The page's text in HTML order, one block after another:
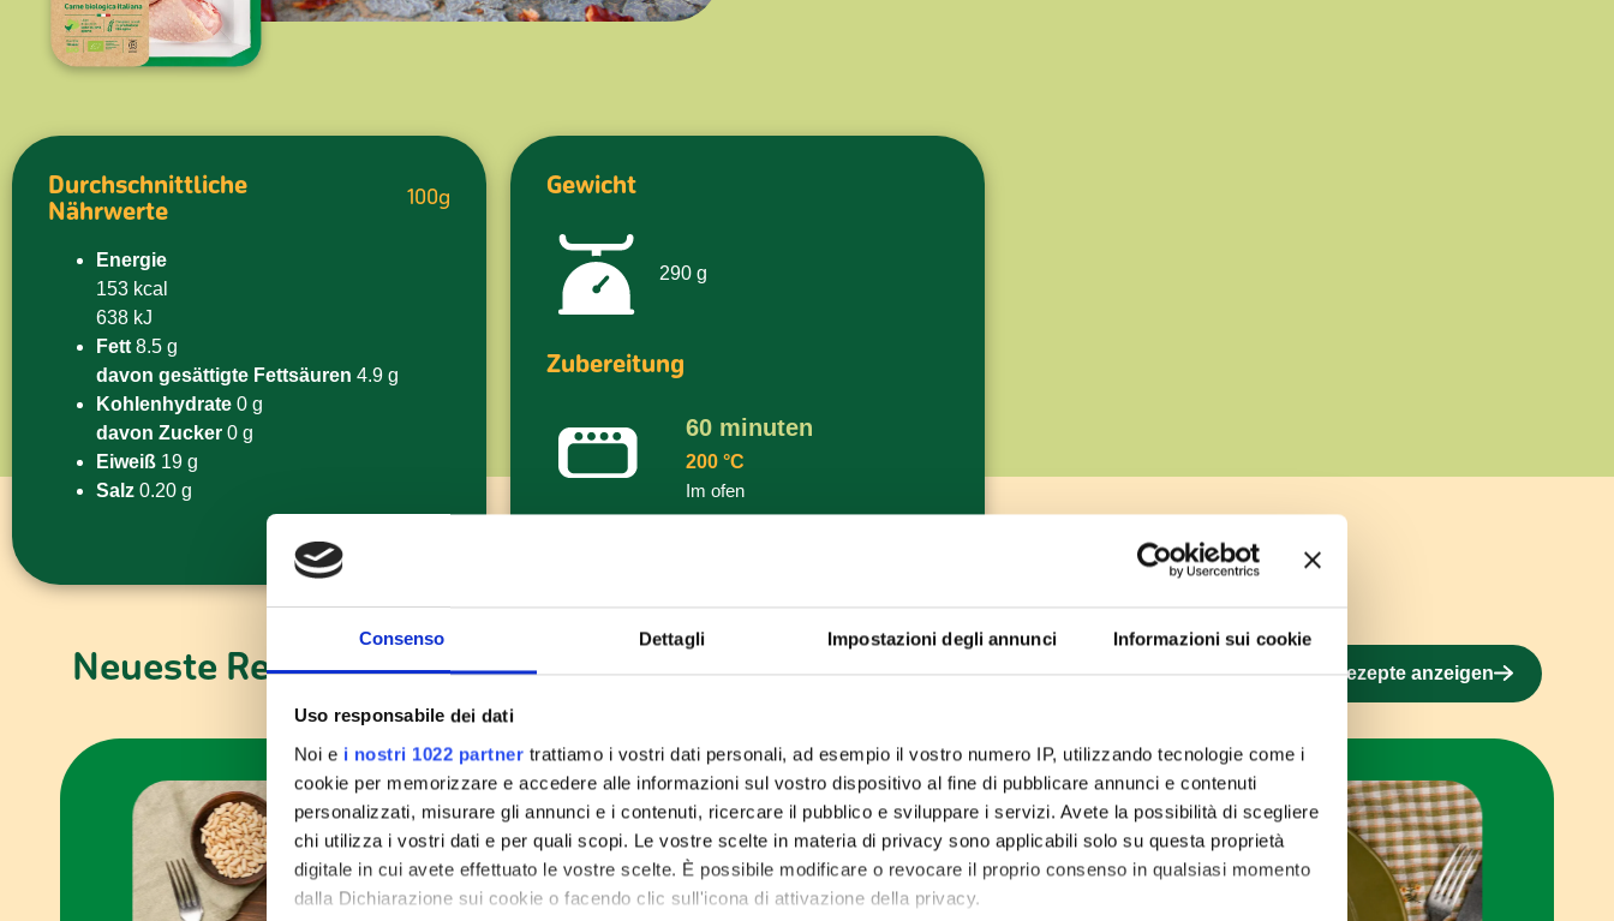
Consenso Dettagli Impostazioni degli annunci Informazioni sui cookie
Uso responsabile dei dati
Noi e i nostri 1022 partner trattiamo i vostri dati personali, ad esempio il vostro numero IP, utilizzando tecnologie come i
cookie per memorizzare e accedere alle informazioni sul vostro dispositivo al fine di pubblicare annunci e contenuti
personalizzati, misurare gli annunci e i contenuti, ricercare il pubblico e sviluppare i servizi. Avete la possibilità di scegliere
chi utilizza i vostri dati e per quali scopi. Le vostre scelte in materia di privacy sono applicabili solo su questa proprietà
digitale in cui avete effettuato le vostre scelte. È possibile modificare o revocare il proprio consenso in qualsiasi momento
dalla Dichiarazione sui cookie o facendo clic sull'icona di attivazione della privacy.
Durchschnittliche
Nährwerte
100g
Energie
153 kcal
638 kJ
Fett 8.5 g
davon gesättigte Fettsäuren 4.9 g
Kohlenhydrate 0 g
davon Zucker 0 g
Eiweiß 19 g
Salz 0.20 g
Gewicht
290g
Zubereitung
60 minuten
200 °C
Im ofen
Neueste Rezepte Alle Rezepte anzeigen